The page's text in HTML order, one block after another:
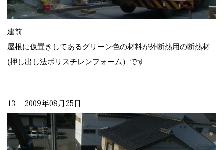
建前
屋根に仮置きしてあるグリーン色の材料が外断熱用の断熱材
(押し出し法ポリスチレンフォーム）です
13. 2009年08月25日